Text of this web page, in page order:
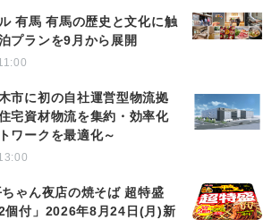
有馬 有馬の歴史と文化に触
プランを9月から展開
市に初の自社運営型物流拠
宅資材物流を集約・効率化
ワークを最適化～
ちゃん夜店の焼そば 超特盛
個付」2026年8月24日(月)新